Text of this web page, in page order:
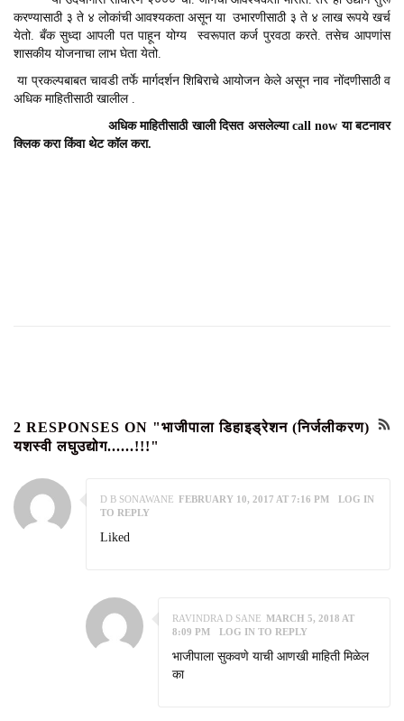
करण्यासाठी ३ ते ४ लोकांची आवश्यकता असून या उभारणीसाठी ३ ते ४ लाख रूपये खर्च
येतो. बँक सुध्दा आपली पत पाहून योग्य स्वरूपात कर्ज पुरवठा करते. तसेच आपणांस
शासकीय योजनाचा लाभ घेता येतो.
या प्रकल्पबाबत चावडी तर्फे मार्गदर्शन शिबिराचे आयोजन केले असून नाव नोंदणीसाठी व
अधिक माहितीसाठी खालील .
अधिक माहितीसाठी खाली दिसत असलेल्या call now या बटनावर
क्लिक करा किंवा थेट कॉल करा.
2 RESPONSES ON "भाजीपाला डिहाइड्रेशन (निर्जलीकरण)
यशस्वी लघुउद्योग......!!!"
D B SONAWANE FEBRUARY 10, 2017 AT 7:16 PM
LOG IN
TO REPLY
Liked
RAVINDRA D SANE MARCH 5, 2018 AT
8:09 PM
LOG IN TO REPLY
भाजीपाला सुकवणे याची आणखी माहिती मिळेल
का